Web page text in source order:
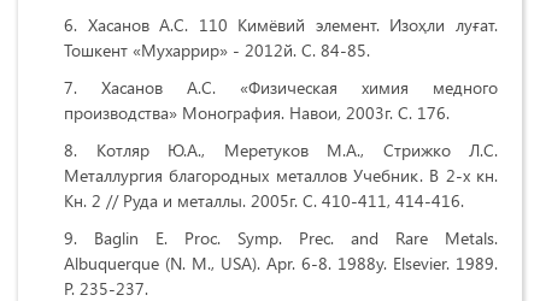
Хасанов А.С. 110 Кимёвий элемент. Изоҳли луғат.
Тошкент «Мухаррир» - 2012й. С. 84-85.
Хасанов А.С. «Физическая химия медного
производства» Монография. Навои, 2003г. С. 176.
Котляр Ю.А., Меретуков М.А., Стрижко Л.С.
Металлургия благородных металлов Учебник. В 2-х кн.
Кн. 2 // Руда и металлы. 2005г. С. 410-411, 414-416.
Baglin E. Proc. Symp. Prec. and Rare Metals.
Albuquerque (N. M., USA). Apr. 6-8. 1988y. Elsevier. 1989.
P. 235-237.